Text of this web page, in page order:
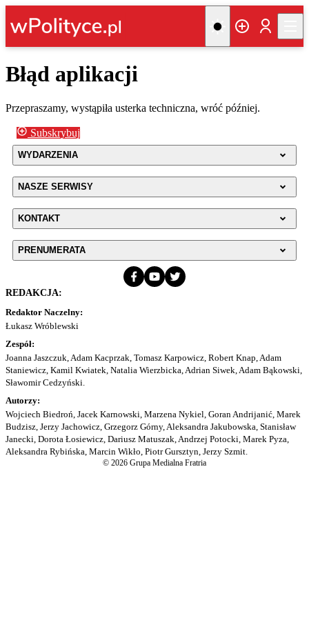
Błąd aplikacji
Przepraszamy, wystąpiła usterka techniczna, wróć później.
Subskrybuj
WYDARZENIA
NASZE SERWISY
KONTAKT
PRENUMERATA
REDAKCJA:
Redaktor Naczelny:
Łukasz Wróblewski
Zespół:
Joanna Jaszczuk, Adam Kacprzak, Tomasz Karpowicz, Robert Knap, Adam
Staniewicz, Kamil Kwiatek, Natalia Wierzbicka, Adrian Siwek, Adam Bąkowski,
Sławomir Cedzyński.
Autorzy:
Wojciech Biedroń, Jacek Karnowski, Marzena Nykiel, Goran Andrijanić, Marek
Budzisz, Jerzy Jachowicz, Grzegorz Górny, Aleksandra Jakubowska, Stanisław
Janecki, Dorota Łosiewicz, Dariusz Matuszak, Andrzej Potocki, Marek Pyza,
Aleksandra Rybińska, Marcin Wikło, Piotr Gursztyn, Jerzy Szmit.
© 2026 Grupa Medialna Fratria